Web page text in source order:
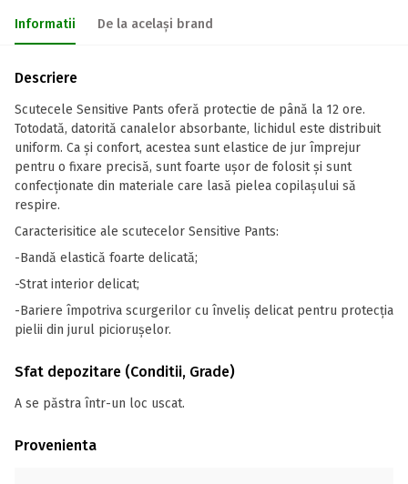
Informatii De la același brand
Descriere
Scutecele Sensitive Pants oferă protectie de până la 12 ore.
Totodată, datorită canalelor absorbante, lichidul este distribuit
uniform. Ca și confort, acestea sunt elastice de jur împrejur
pentru o fixare precisă, sunt foarte ușor de folosit și sunt
confecționate din materiale care lasă pielea copilașului să
respire.
Caracterisitice ale scutecelor Sensitive Pants:
-Bandă elastică foarte delicată;
-Strat interior delicat;
-Bariere împotriva scurgerilor cu înveliș delicat pentru protecția
pielii din jurul piciorușelor.
Sfat depozitare (Conditii, Grade)
A se păstra într-un loc uscat.
Provenienta